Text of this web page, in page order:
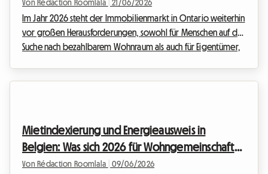
2026 fördert
Von Rédaction Roomlala 21/06/2026
Im Jahr 2026 steht der Immobilienmarkt in Ontario weiterhin
vor großen Herausforderungen, sowohl für Menschen auf der
Suche nach bezahlbarem Wohnraum als auch für Eigentümer,
Vorschriften und den teils langwierigen Verfahren, die...
Mietindexierung und Energieausweis in
Belgien: Was sich 2026 für Wohngemeinschaften
ändert
Von Rédaction Roomlala 09/06/2026